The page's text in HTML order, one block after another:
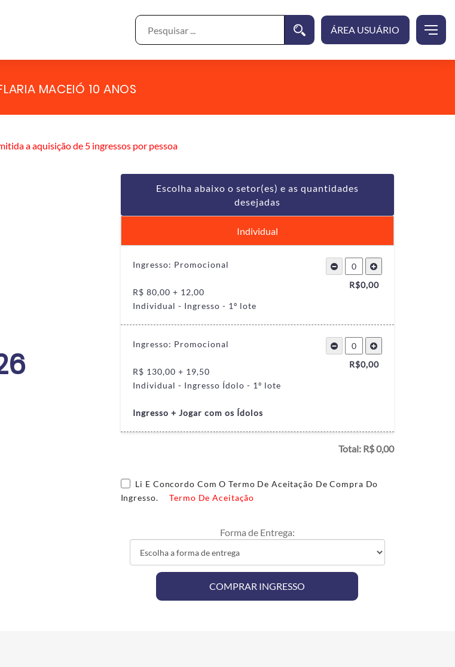
MACEIÓ 10 ANOS
a aquisição de 5 ingressos por pessoa
Escolha abaixo o setor(es) e as quantidades
desejadas
Individual
R$0,00
Ingresso: Promocional
R$ 80,00 + 12,00
Individual - Ingresso - 1º lote
R$0,00
Ingresso: Promocional
R$ 130,00 + 19,50
Individual - Ingresso Ídolo - 1º lote
Ingresso + Jogar com os Ídolos
Total: R$0,00
Li E Concordo Com O Termo De Aceitação De Compra Do
Ingresso.
Termo De Aceitação
Forma de Entrega:
SELECIONE UM INGRESSO